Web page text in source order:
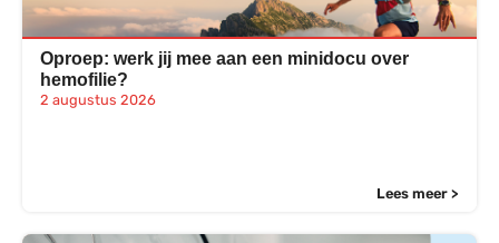
Oproep: werk jij mee aan een minidocu over
hemofilie?
2 augustus 2026
Lees meer >